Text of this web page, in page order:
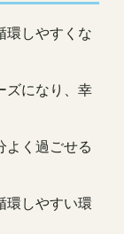
環しやすくな
ズになり、幸
よく過ごせる
環しやすい環